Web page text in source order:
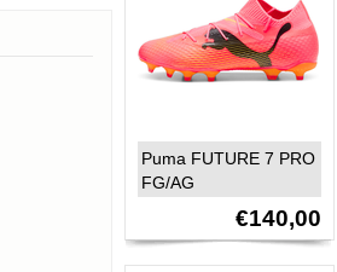
Puma FUTURE 7 PRO
FG/AG
€140,00